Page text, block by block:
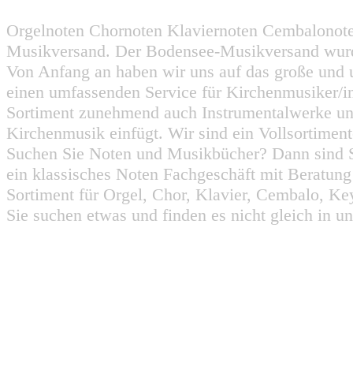
Orgelnoten Chornoten Klaviernoten
Musikversand. Der Bodensee-Musikversand
Von Anfang an haben wir uns auf das große
einen umfassenden Service für
Sortiment zunehmend auch Instrumentalwerke
Kirchenmusik einfügt. Wir sind ein
Suchen Sie Noten und Musikbücher? Dann
ein klassisches Noten Fachgeschäft mit
Sortiment für Orgel, Chor, Klavier, Cembalo,
Sie suchen etwas und finden es nicht gleich in